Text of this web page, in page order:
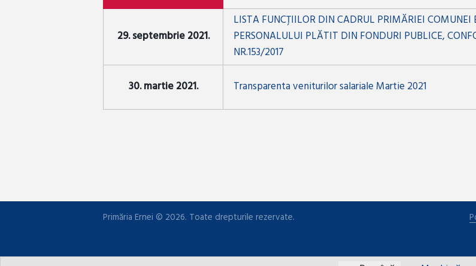
29. septembrie 2021.
LISTA FUNCȚIILOR DIN CADRUL PRIMĂRIEI COMUNEI
PERSONALULUI PLĂTIT DIN FONDURI PUBLICE,
NR.153/2017
30. martie 2021. Transparenta veniturilor salariale Martie 2021
Primăria Ernei © 2026. Toate drepturile rezervate.